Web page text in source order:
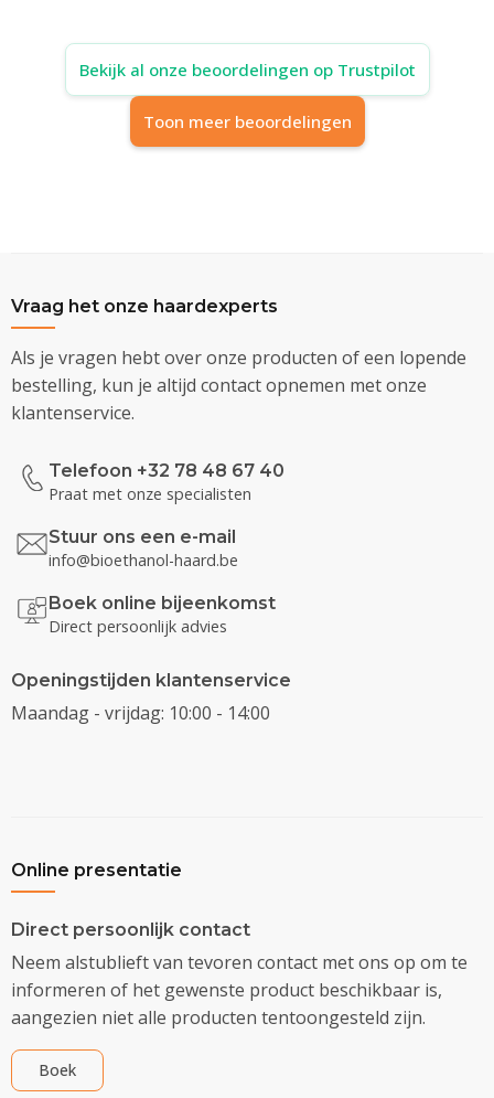
Bekijk al onze beoordelingen op Trustpilot
Toon meer beoordelingen
Vraag het onze haardexperts
Als je vragen hebt over onze producten of een lopende
bestelling, kun je altijd contact opnemen met onze
klantenservice.
Telefoon +32 78 48 67 40
Praat met onze specialisten
Stuur ons een e-mail
info@bioethanol-haard.be
Boek online bijeenkomst
Direct persoonlijk advies
Openingstijden klantenservice
Maandag - vrijdag: 10:00 - 14:00
Online presentatie
Direct persoonlijk contact
Neem alstublieft van tevoren contact met ons op om te
informeren of het gewenste product beschikbaar is,
aangezien niet alle producten tentoongesteld zijn.
Boek